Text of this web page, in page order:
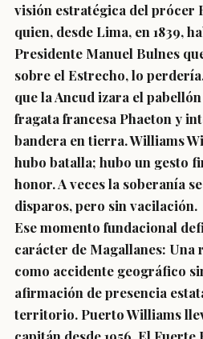
visión estratégica del prócer
quien, desde Lima, en 1839,
Presidente Manuel Bulnes
sobre el Estrecho, lo
que la Ancud izara el
fragata francesa Phaeton y
bandera en tierra. Williams
hubo batalla; hubo un gesto
honor. A veces la soberanía
disparos, pero sin vacilación.
Ese momento fundacional
carácter de Magallanes: Una
como accidente geográfico
afirmación de presencia
territorio. Puerto Williams